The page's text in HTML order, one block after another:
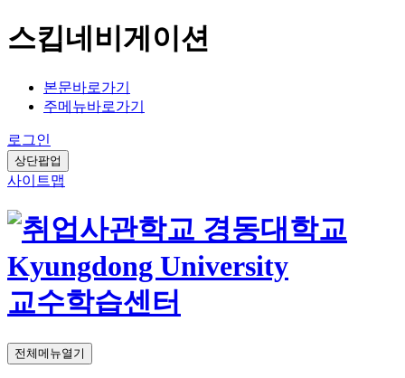
스킵네비게이션
본문바로가기
주메뉴바로가기
로그인
상단팝업
사이트맵
교수학습센터
전체메뉴열기